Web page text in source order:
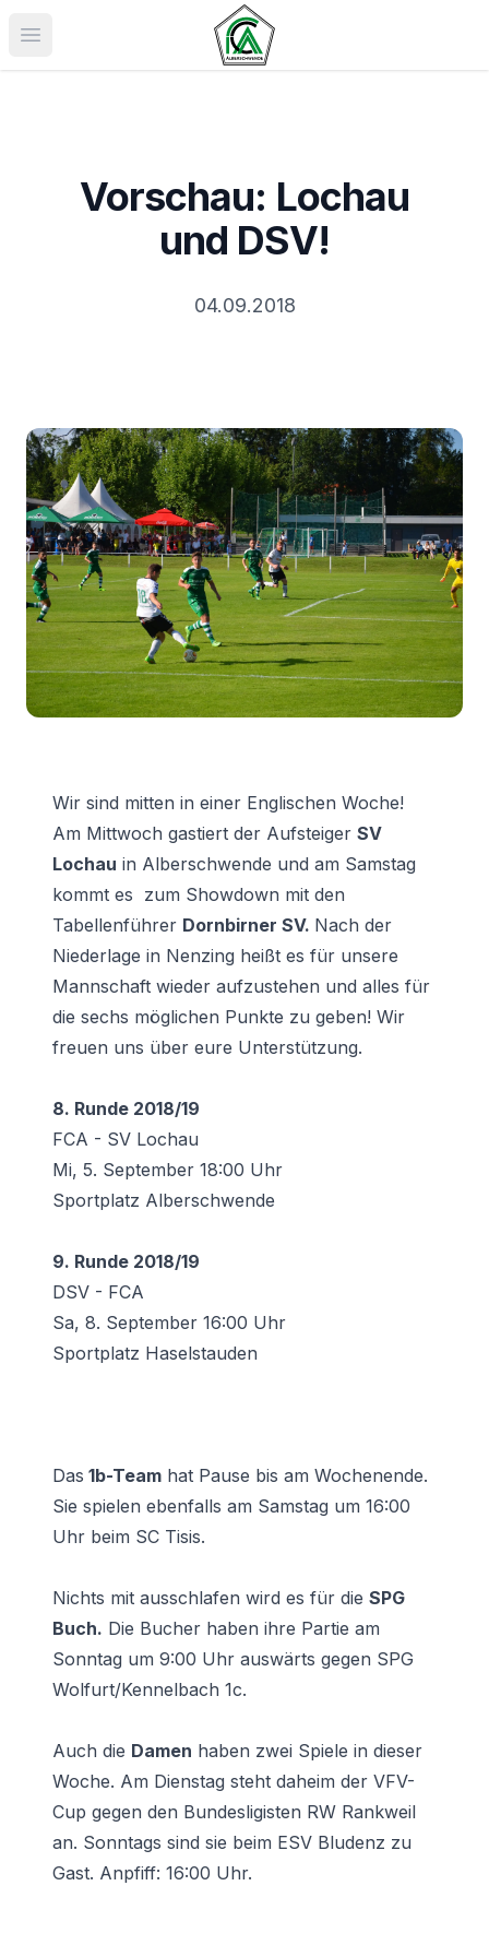
Menü öffnen
Vorschau: Lochau
und DSV!
04.09.2018
Wir sind mitten in einer Englischen Woche!
Am Mittwoch gastiert der Aufsteiger SV
Lochau in Alberschwende und am Samstag
kommt es zum Showdown mit den
Tabellenführer Dornbirner SV. Nach der
Niederlage in Nenzing heißt es für unsere
Mannschaft wieder aufzustehen und alles für
die sechs möglichen Punkte zu geben! Wir
freuen uns über eure Unterstützung.
8. Runde 2018/19
FCA - SV Lochau
Mi, 5. September 18:00 Uhr
Sportplatz Alberschwende
9. Runde 2018/19
DSV - FCA
Sa, 8. September 16:00 Uhr
Sportplatz Haselstauden
Das 1b-Team hat Pause bis am Wochenende.
Sie spielen ebenfalls am Samstag um 16:00
Uhr beim SC Tisis.
Nichts mit ausschlafen wird es für die SPG
Buch. Die Bucher haben ihre Partie am
Sonntag um 9:00 Uhr auswärts gegen SPG
Wolfurt/Kennelbach 1c.
Auch die Damen haben zwei Spiele in dieser
Woche. Am Dienstag steht daheim der VFV-
Cup gegen den Bundesligisten RW Rankweil
an. Sonntags sind sie beim ESV Bludenz zu
Gast. Anpfiff: 16:00 Uhr.